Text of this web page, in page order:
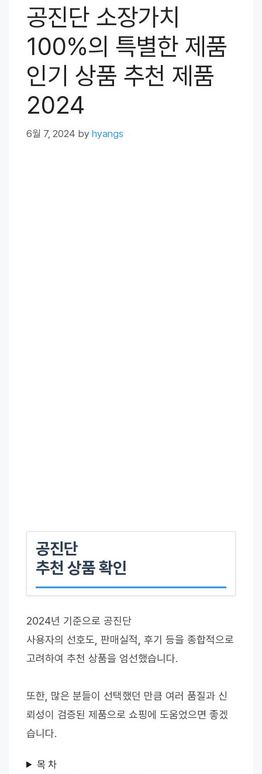
공진단 소장가치
100%의 특별한 제품
인기 상품 추천 제품
2024
6월 7, 2024 by hyangs
공진단
추천 상품 확인
2024년 기준으로 공진단
사용자의 선호도, 판매실적, 후기 등을 종합적으로
고려하여 추천 상품을 엄선했습니다.
또한, 많은 분들이 선택했던 만큼 여러 품질과 신
뢰성이 검증된 제품으로 쇼핑에 도움었으면 좋겠
습니다.
목 차